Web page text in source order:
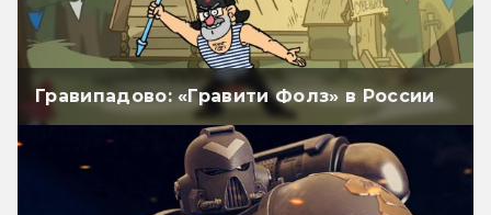
Гравипадово: «Гравити Фолз» в России